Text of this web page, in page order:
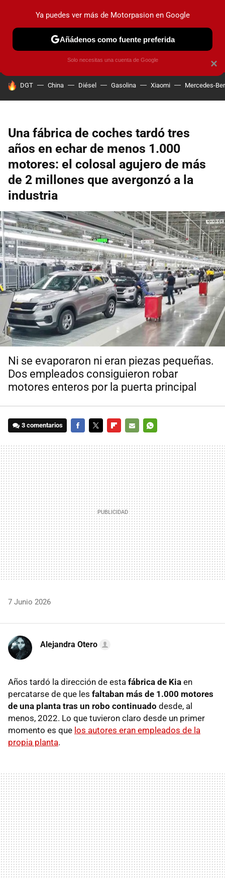
PRUEBAS COCHES ELÉCTRICOS OBSERVATORIO
HOY SE HABLA DE
DGT China Diésel Gasolina Xiaomi Mercedes-
Una fábrica de coches tardó tres
años en echar de menos 1.000
motores: el colosal agujero de más
de 2 millones que avergonzó a la
industria
Ni se evaporaron ni eran piezas pequeñas.
Dos empleados consiguieron robar
motores enteros por la puerta principal
3 comentarios
MAIL
7 Junio 2026
Alejandra Otero
Años tardó la dirección de esta fábrica de Kia en
percatarse de que les faltaban más de 1.000 motores
de una planta tras un robo continuado desde, al
menos, 2022. Lo que tuvieron claro desde un primer
momento es que los autores eran empleados de la
propia planta.
×
Ya puedes ver más de Motorpasion en Google
Añádenos como fuente preferida
Solo necesitas una cuenta de Google